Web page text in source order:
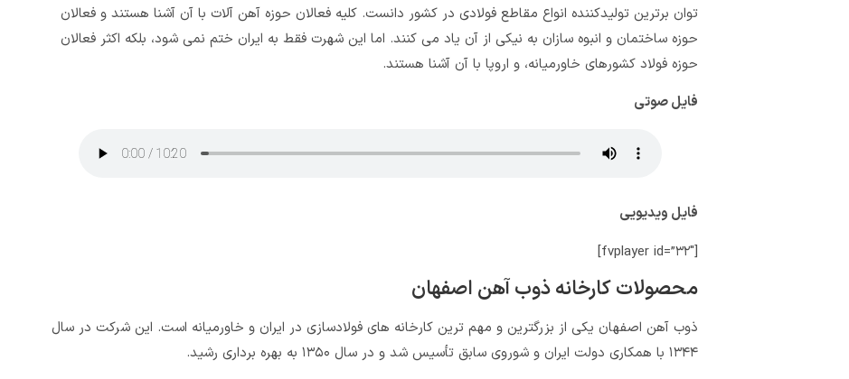
توان برترین تولیدکننده انواع مقاطع فولادی در کشور دانست. کلیه فعالان حوزه آهن آلات با آن آشنا هستند و فعالان
حوزه ساختمان و انبوه‌ سازان به نیکی از آن یاد می‌ کنند. اما این شهرت فقط به ایران ختم نمی‌ شود، بلکه اکثر فعالان
حوزه فولاد کشورهای خاورمیانه، و اروپا با آن آشنا هستند.
فایل صوتی
فایل ویدیویی
[fvplayer id=”۳۲″]
محصولات کارخانه ذوب آهن اصفهان
ذوب آهن اصفهان یکی از بزرگترین و مهم ترین کارخانه های فولادسازی در ایران و خاورمیانه است. این شرکت در سال
۱۳۴۴ با همکاری دولت ایران و شوروی سابق تأسیس شد و در سال ۱۳۵۰ به بهره برداری رشید.